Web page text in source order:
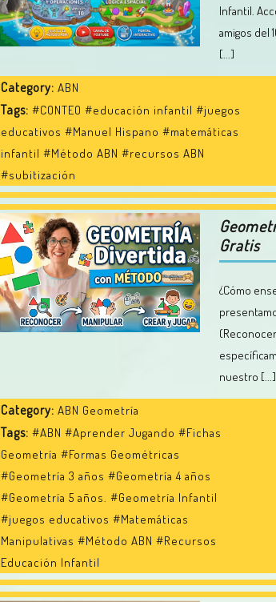
Infantil.
amigos del
[...]
Category:ABN
Tags:#CONTEO #educación infantil #juegos
educativos #Manuel Hispano #matemáticas
infantil #Método ABN #recursos ABN
#subitización
Gratis
¿Cómo enseñar geometría con el método ABN? Te
nuestro [...]
Category:ABN Geometría
Tags:#ABN #Aprender Jugando #Fichas
Geometría #Formas Geométricas
#Geometría 3 años #Geometría 4 años
#Geometría 5 años. #Geometría Infantil
#juegos educativos #Matemáticas
Manipulativas #Método ABN #Recursos
Educación Infantil